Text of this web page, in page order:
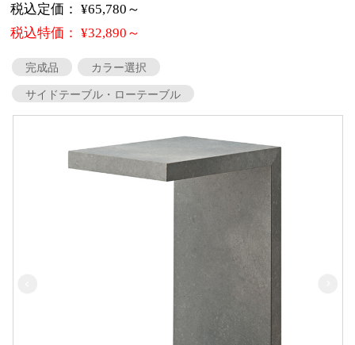
税込定価： ¥65,780～
税込特価： ¥32,890～
完成品
カラー選択
サイドテーブル・ローテーブル